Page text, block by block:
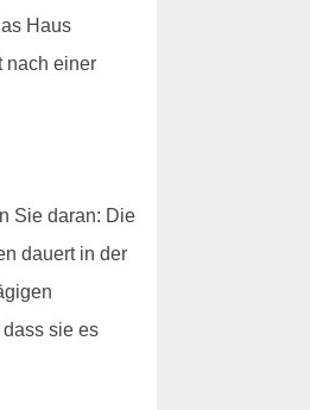
Haus
nach einer
Sie daran: Die
dauert in der
sie es